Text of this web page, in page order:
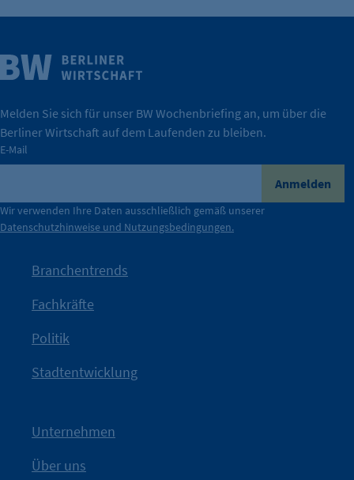
IHK Berlin. Offizieller Unterstützer der Berliner Wirtschaft.
Nach einer aufmerksamkeitsstarken Teaserphase geht die
Kampagne der IHK Berlin in die nächste Stufe. Mit
IHK?“wurde bewusst Neugier geweckt und Gespräche
mit Haltung.
Die Unternehmer stehen stellvertretend für die Vielfalt
der Berliner Wirtschaft.
Durch ihre Perspektiven wird deutlich, was der Claim
konkret bedeutet – und wie die IHK Berlin Unternehmen
tatsächlich unterstützt.
Wirtschaft.
Weitere Infos
Melden Sie sich für unser BW Wochenbriefing an, um über die
Berliner Wirtschaft auf dem Laufenden zu bleiben.
E-Mail
Anmelden
Wir verwenden Ihre Daten ausschließlich gemäß unserer
Datenschutzhinweise und Nutzungsbedingungen.
Branchentrends
Fachkräfte
Politik
Stadtentwicklung
Unternehmen
Über uns